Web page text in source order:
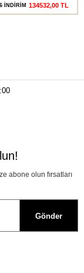
İNDİRİM 134532,00 TL
abone olun fırsatları
Gönder